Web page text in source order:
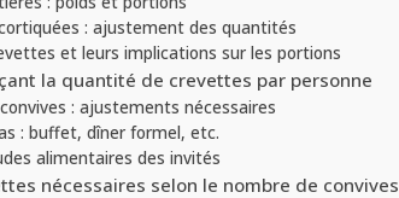
: ajustement des quantités
et leurs implications sur les portions
la quantité de crevettes par personne
: ajustements nécessaires
: buffet, dîner formel, etc.
alimentaires des invités
nécessaires selon le nombre de convives